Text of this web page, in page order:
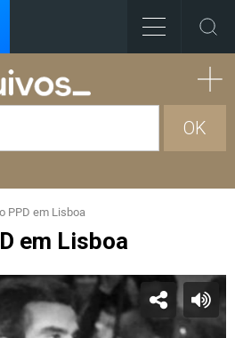
OK
PPD em Lisboa
em Lisboa